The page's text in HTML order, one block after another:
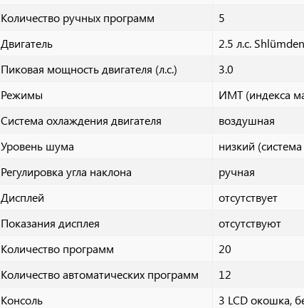
Количество ручных программ
5
Двигатель
2.5 л.с.
Пиковая мощность двигателя (л.с.)
3.0
Режимы
ИМТ (индекса
Система охлаждения двигателя
воздушная
Уровень шума
низкий
Регулировка угла наклона
ручная
Дисплей
отсутствует
Показания дисплея
отсутствуют
Количество программ
20
Количество автоматических программ
12
Консоль
3 LCD окошка,